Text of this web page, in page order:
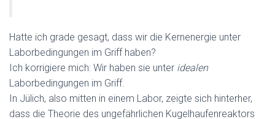
Hatte ich grade gesagt, dass wir die Kernenergie unter
Laborbedingungen im Griff haben?
Ich korrigiere mich: Wir haben sie unter idealen
Laborbedingungen im Griff.
In Jülich, also mitten in einem Labor, zeigte sich hinterher,
dass die Theorie des ungefährlichen Kugelhaufenreaktors